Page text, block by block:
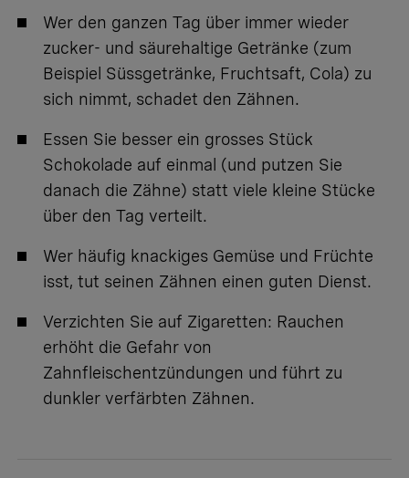
Wer den ganzen Tag über immer wieder
zucker- und säurehaltige Getränke (zum
Beispiel Süssgetränke, Fruchtsaft, Cola) zu
sich nimmt, schadet den Zähnen.
Essen Sie besser ein grosses Stück
Schokolade auf einmal (und putzen Sie
danach die Zähne) statt viele kleine Stücke
über den Tag verteilt.
Wer häufig knackiges Gemüse und Früchte
isst, tut seinen Zähnen einen guten Dienst.
Verzichten Sie auf Zigaretten: Rauchen
erhöht die Gefahr von
Zahnfleischentzündungen und führt zu
dunkler verfärbten Zähnen.